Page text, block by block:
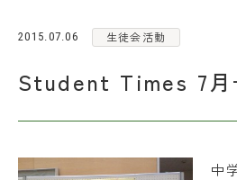
進学情報
2015.07.06 生徒会活動
Student Times 7月
中